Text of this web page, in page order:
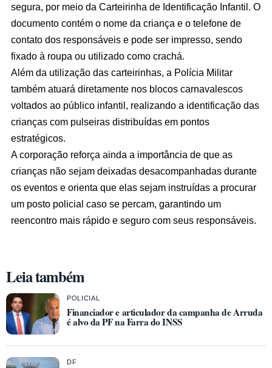
segura, por meio da Carteirinha de Identificação Infantil. O
documento contém o nome da criança e o telefone de
contato dos responsáveis e pode ser impresso, sendo
fixado à roupa ou utilizado como crachá.
Além da utilização das carteirinhas, a Polícia Militar
também atuará diretamente nos blocos carnavalescos
voltados ao público infantil, realizando a identificação das
crianças com pulseiras distribuídas em pontos
estratégicos.
A corporação reforça ainda a importância de que as
crianças não sejam deixadas desacompanhadas durante
os eventos e orienta que elas sejam instruídas a procurar
um posto policial caso se percam, garantindo um
reencontro mais rápido e seguro com seus responsáveis.
Leia também
POLICIAL
Financiador e articulador da campanha de Arruda
é alvo da PF na Farra do INSS
DF